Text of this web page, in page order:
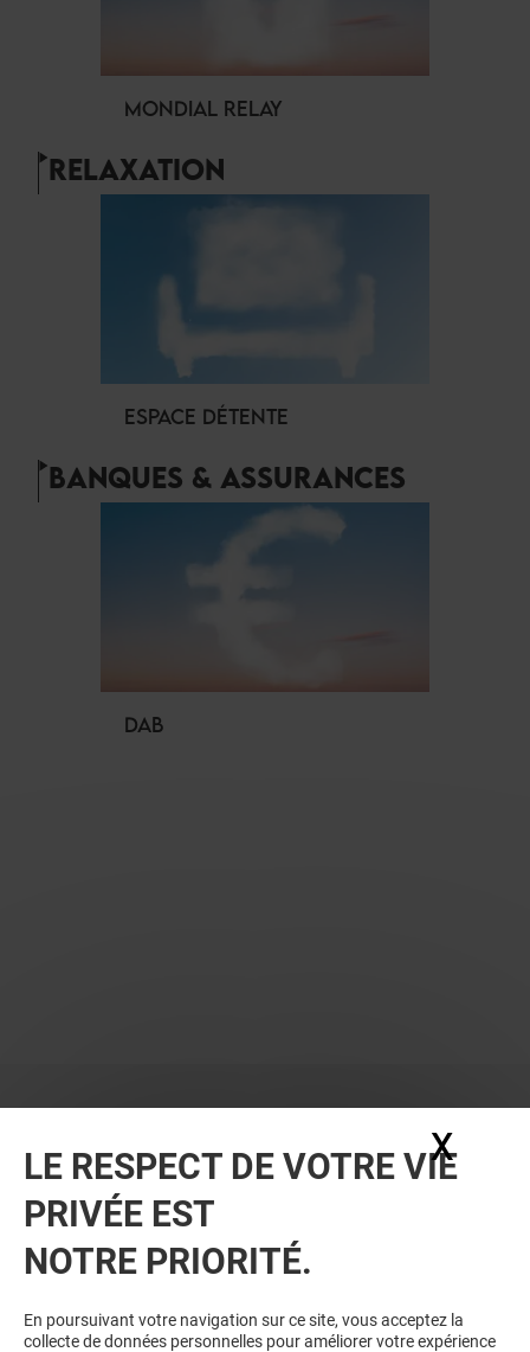
MONDIAL RELAY
RELAXATION
ESPACE DÉTENTE
BANQUES & ASSURANCES
DAB
LE RESPECT DE VOTRE VIE
PRIVÉE EST
NOTRE PRIORITÉ.
En poursuivant votre navigation sur ce site, vous acceptez la
collecte de données personnelles pour améliorer votre expérience
X